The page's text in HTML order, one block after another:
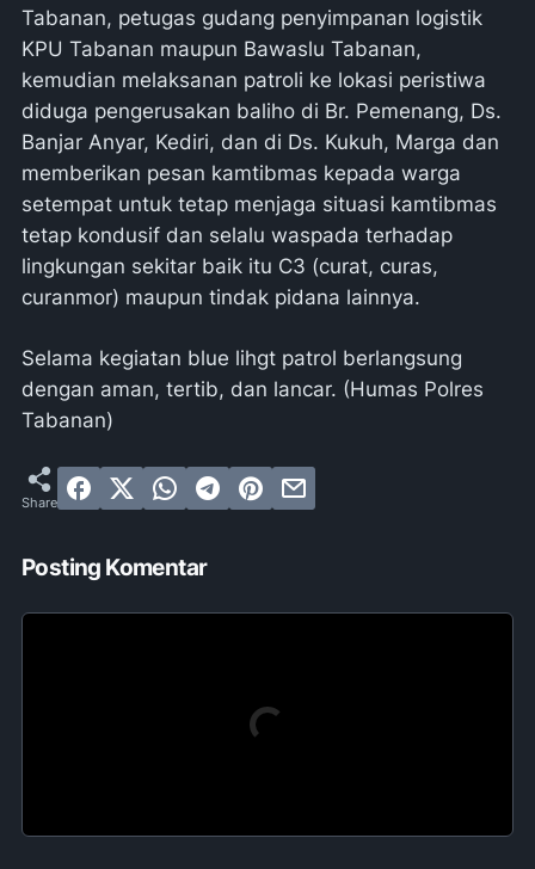
Tabanan, petugas gudang penyimpanan logistik
KPU Tabanan maupun Bawaslu Tabanan,
kemudian melaksanan patroli ke lokasi peristiwa
diduga pengerusakan baliho di Br. Pemenang, Ds.
Banjar Anyar, Kediri, dan di Ds. Kukuh, Marga dan
memberikan pesan kamtibmas kepada warga
setempat untuk tetap menjaga situasi kamtibmas
tetap kondusif dan selalu waspada terhadap
lingkungan sekitar baik itu C3 (curat, curas,
curanmor) maupun tindak pidana lainnya.
Selama kegiatan blue lihgt patrol berlangsung
dengan aman, tertib, dan lancar. (Humas Polres
Tabanan)
Posting Komentar